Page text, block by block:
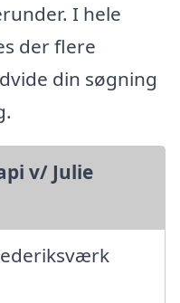
I hele
der flere
din søgning
v/ Julie